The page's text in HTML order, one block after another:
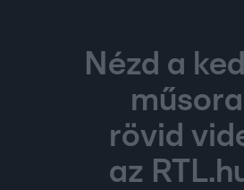
Nézd a
rövid
az